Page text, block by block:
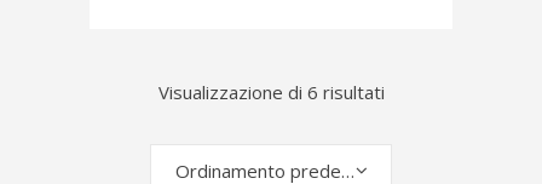
Visualizzazione di 6 risultati
Ordinamento predefinito